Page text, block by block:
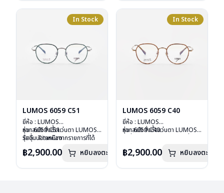
น้ำหนัก : 16 กรัม
อุปกรณ์ : กล่องแว่น , ผ้าเช็ดแว่น
น้ำหนัก : 16 กรัม
อุปกรณ์ : กล่องแว่น , ผ้าเช็ดแว่น
In Stock
LUMOS 6059 C51
ยี่ห้อ : LUMOS
รุ่น : 6059 C51
วัสดุ : Titanium
บานพับ : ไม่มีสปริง
อุปกรณ์ : กล่องแว่น , ผ้าเช็ดแว่น
หากสนใจสั่งชื้อแว่นตา LUMOS
รุ่นอื่นนอกเหนือจากรายการที่ได้
฿2,900.00 หยิบลงตะกร้า
In Stock
LUMOS 6059 C40
ยี่ห้อ : LUMOS
รุ่น : 6059 C40
บานพับ : ไม่มีสปริง
อุปกรณ์ : กล่องแว่น , ผ้าเช็ดแว่น
หากสนใจสั่งชื้อแว่นตา LUMOS
฿2,900.00 หยิบลงตะกร้า